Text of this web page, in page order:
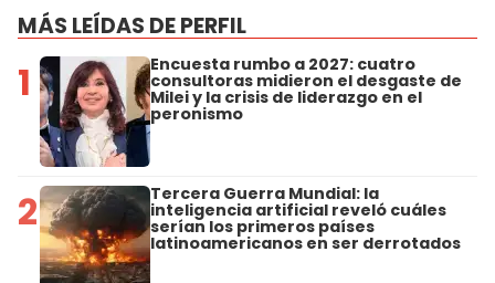
MÁS LEÍDAS DE PERFIL
1 Encuesta rumbo a 2027: cuatro
consultoras midieron el desgaste de
Milei y la crisis de liderazgo en el
peronismo
2 Tercera Guerra Mundial: la
inteligencia artificial reveló cuáles
serían los primeros países
latinoamericanos en ser derrotados